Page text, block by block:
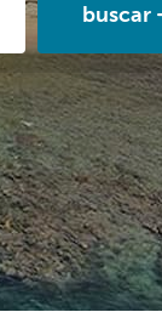
buscar